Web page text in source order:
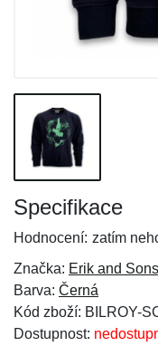
Specifikace
Hodnocení: zatím
Značka: Erik and Sons
Barva: Černá
Kód zboží: BILROY-
Dostupnost: